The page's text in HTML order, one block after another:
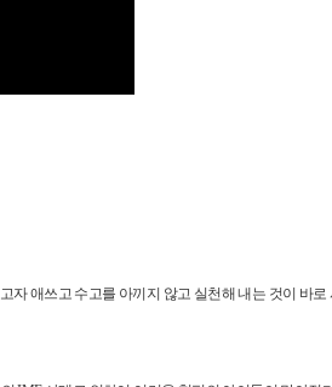
자 애쓰고 수고를 아끼지 않고 실천해 내는 것이 바로